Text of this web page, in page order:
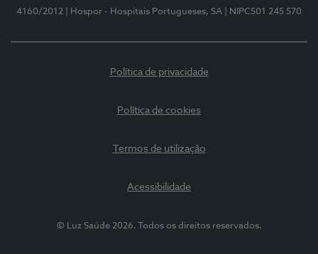
4160/2012
| Hospor - Hospitais Portugueses, SA | NIPC501 245 570
Política de privacidade
Política de cookies
Termos de utilização
Acessibilidade
© Luz Saúde 2026. Todos os direitos reservados.